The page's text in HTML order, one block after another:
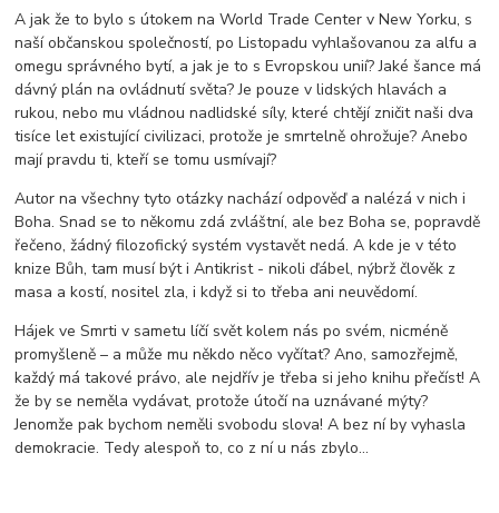
A jak že to bylo s útokem na World Trade Center v New Yorku, s
naší občanskou společností, po Listopadu vyhlašovanou za alfu a
omegu správného bytí, a jak je to s Evropskou unií? Jaké šance má
dávný plán na ovládnutí světa? Je pouze v lidských hlavách a
rukou, nebo mu vládnou nadlidské síly, které chtějí zničit naši dva
tisíce let existující civilizaci, protože je smrtelně ohrožuje? Anebo
mají pravdu ti, kteří se tomu usmívají?
Autor na všechny tyto otázky nachází odpověď a nalézá v nich i
Boha. Snad se to někomu zdá zvláštní, ale bez Boha se, popravdě
řečeno, žádný filozofický systém vystavět nedá. A kde je v této
knize Bůh, tam musí být i Antikrist - nikoli ďábel, nýbrž člověk z
masa a kostí, nositel zla, i když si to třeba ani neuvědomí.
Hájek ve Smrti v sametu líčí svět kolem nás po svém, nicméně
promyšleně – a může mu někdo něco vyčítat? Ano, samozřejmě,
každý má takové právo, ale nejdřív je třeba si jeho knihu přečíst! A
že by se neměla vydávat, protože útočí na uznávané mýty?
Jenomže pak bychom neměli svobodu slova! A bez ní by vyhasla
demokracie. Tedy alespoň to, co z ní u nás zbylo...